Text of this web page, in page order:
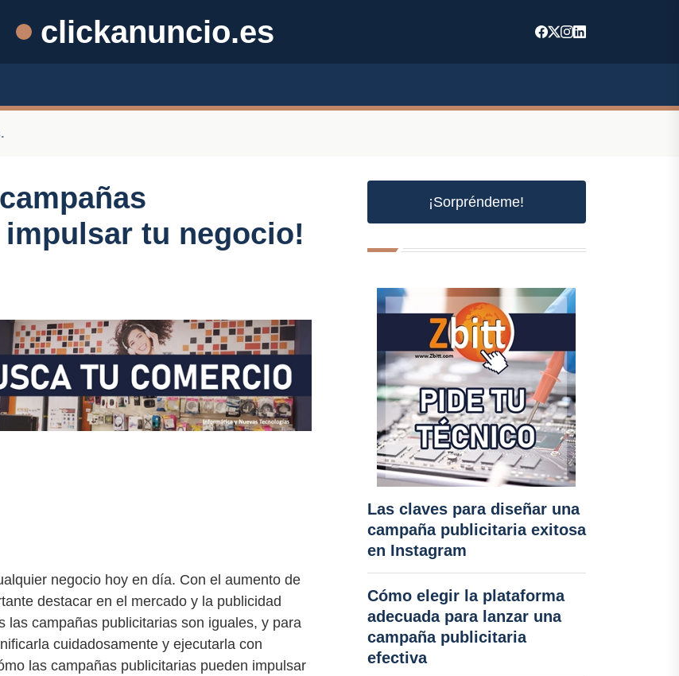
clickanuncio.es
tu negocio!
negocio hoy en día. Con el aumento de
destacar en el mercado y la publicidad
las campañas publicitarias son iguales, y para
cuidadosamente y ejecutarla con
las campañas publicitarias pueden impulsar
¡Sorpréndeme!
Las claves para diseñar una
campaña publicitaria exitosa
en Instagram
Cómo elegir la plataforma
adecuada para lanzar una
campaña publicitaria
efectiva